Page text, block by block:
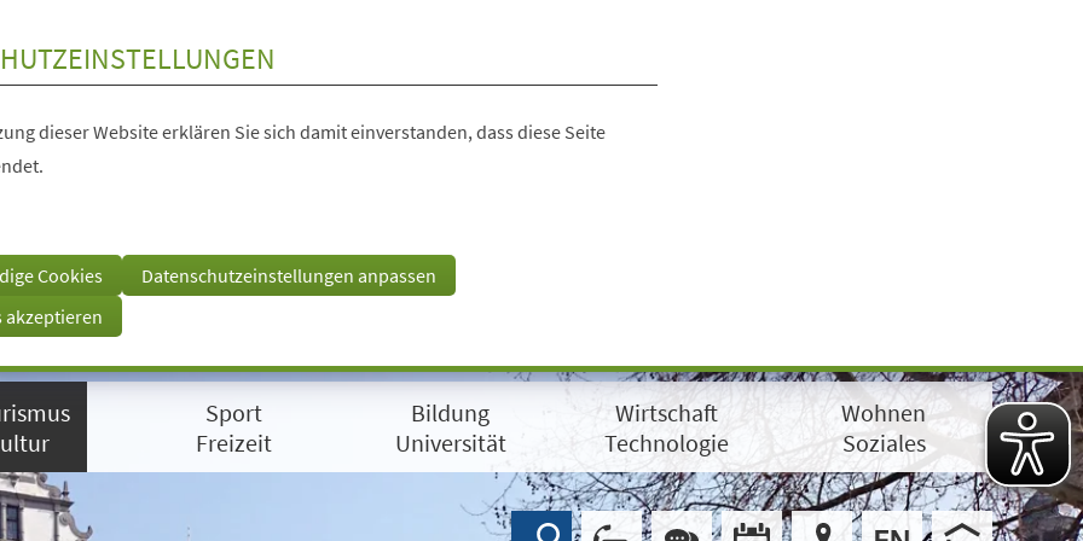
dieser Website erklären Sie sich damit einverstanden, dass diese Seite
Cookies
Datenschutzeinstellungen anpassen
akzeptieren
Sport
Freizeit
Bildung
Universität
Wirtschaft
Technologie
Wohnen
Soziales